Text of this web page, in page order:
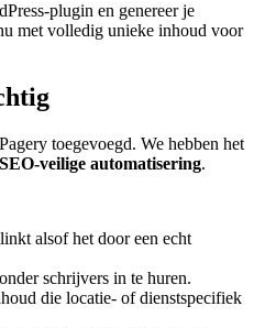
plugin en genereer je
met volledig unieke inhoud voor
toegevoegd. We hebben het
veilige automatisering.
alsof het door een echt
schrijvers in te huren.
die locatie- of dienstspecifiek